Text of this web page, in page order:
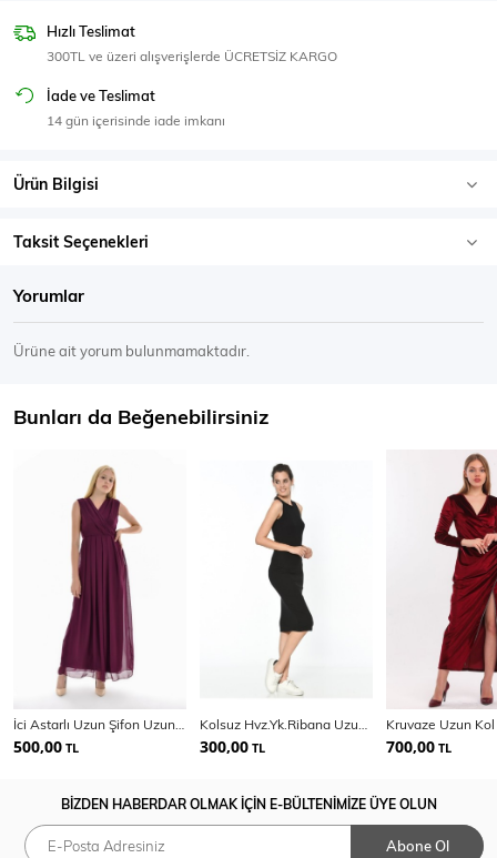
Hızlı Teslimat
300TL ve üzeri alışverişlerde ÜCRETSİZ KARGO
İade ve Teslimat
14 gün içerisinde iade imkanı
Ürün Bilgisi
Taksit Seçenekleri
Yorumlar
Ürüne ait yorum bulunmamaktadır.
Bunları da Beğenebilirsiniz
İci Astarlı Uzun Şifon Uzun Elbise
500,00 TL
Kolsuz Hvz.Yk.Ribana Uzun Elbise | Elb14055
300,00 TL 700,00 TL
BİZDEN HABERDAR OLMAK İÇİN E-BÜLTENİMİZE ÜYE OLUN
Abone Ol